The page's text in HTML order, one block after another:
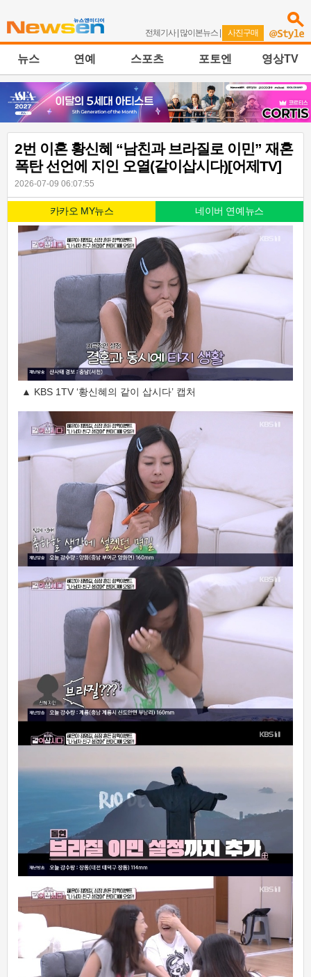
전체기사| 많이본뉴스 | 사진구매
뉴스 연예 스포츠 포토엔 영상TV
2번 이혼 황신혜 “남친과 브라질로 이민” 재혼
폭탄 선언에 지인 오열(같이삽시다)[어제TV]
2026-07-09 06:07:55
카카오 MY뉴스 네이버 연예뉴스
▲ KBS 1TV ‘황신혜의 같이 삽시다’ 캡처